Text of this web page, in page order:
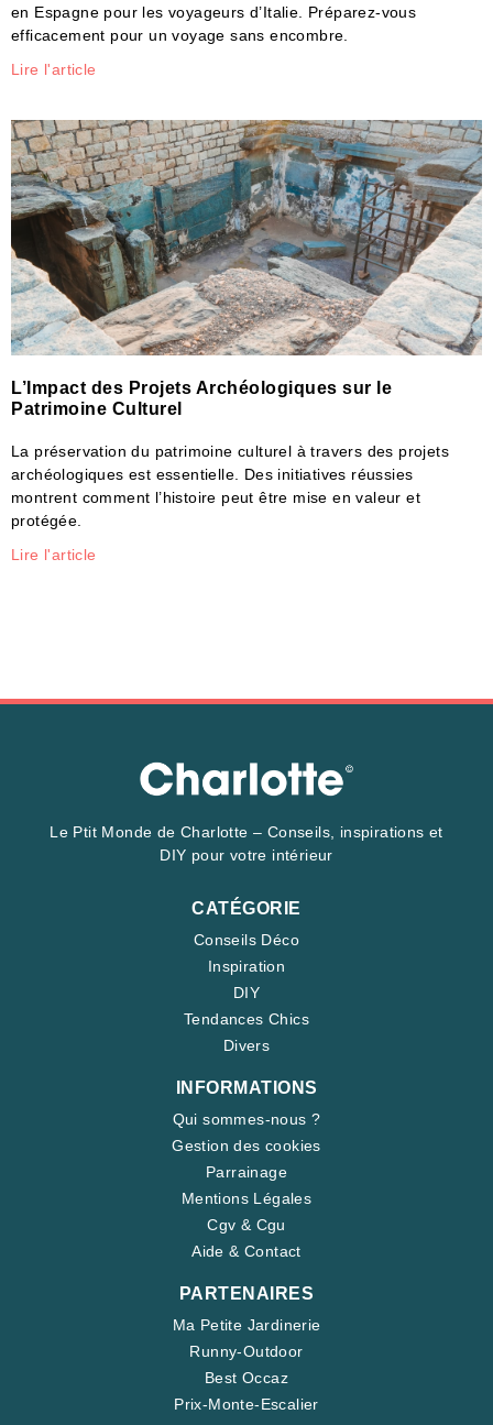
en Espagne pour les voyageurs d’Italie. Préparez-vous
efficacement pour un voyage sans encombre.
Lire l'article
L’Impact des Projets Archéologiques sur le
Patrimoine Culturel
La préservation du patrimoine culturel à travers des projets
archéologiques est essentielle. Des initiatives réussies
montrent comment l’histoire peut être mise en valeur et
protégée.
Lire l'article
Le Ptit Monde de Charlotte – Conseils, inspirations et
DIY pour votre intérieur
CATÉGORIE
Conseils Déco
Inspiration
DIY
Tendances Chics
Divers
INFORMATIONS
Qui sommes-nous ?
Gestion des cookies
Parrainage
Mentions Légales
Cgv & Cgu
Aide & Contact
PARTENAIRES
Ma Petite Jardinerie
Runny-Outdoor
Best Occaz
Prix-Monte-Escalier